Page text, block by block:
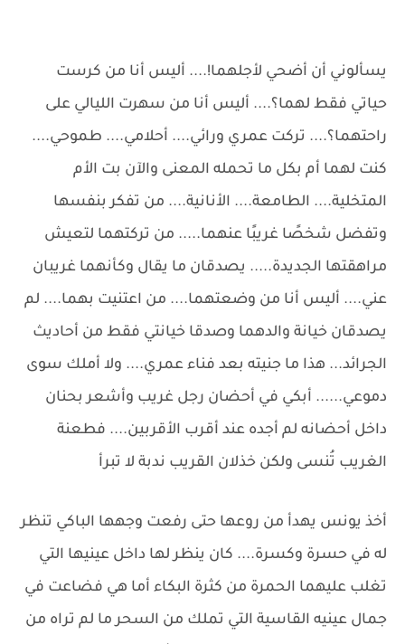
يسألوني أن أضحي لأجلهما!.... أليس أنا من كرست
حياتي فقط لهما؟.... أليس أنا من سهرت الليالي على
راحتهما؟.... تركت عمري ورائي.... أحلامي.... طموحي....
كنت لهما أم بكل ما تحمله المعنى والآن بت الأم
المتخلية.... الطامعة.... الأنانية.... من تفكر بنفسها
وتفضل شخصًا غريبًا عنهما..... من تركتهما لتعيش
مراهقتها الجديدة..... يصدقان ما يقال وكأنهما غريبان
عني.... أليس أنا من وضعتهما.... من اعتنيت بهما.... لم
يصدقان خيانة والدهما وصدقا خيانتي فقط من أحاديث
الجرائد... هذا ما جنيته بعد فناء عمري.... ولا أملك سوى
دموعي...... أبكي في أحضان رجل غريب وأشعر بحنان
داخل أحضانه لم أجده عند أقرب الأقربين.... فطعنة
الغريب تُنسى ولكن خذلان القريب ندبة لا تبرأ
أخذ يونس يهدأ من روعها حتى رفعت وجهها الباكي تنظر
له في حسرة وكسرة.... كان ينظر لها داخل عينيها التي
تغلب عليهما الحمرة من كثرة البكاء أما هي فضاعت في
جمال عينيه القاسية التي تملك من السحر ما لم تراه من